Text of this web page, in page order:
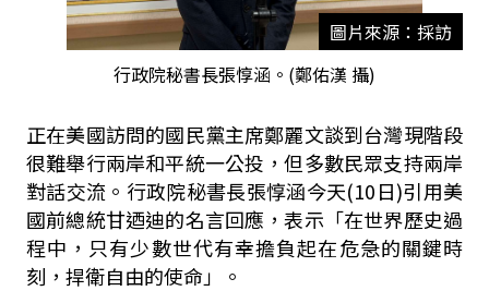
圖片來源：採訪
行政院秘書長張惇涵。(鄭佑漢 攝)
正在美國訪問的國民黨主席鄭麗文談到台灣現階段
很難舉行兩岸和平統一公投，但多數民眾支持兩岸
對話交流。行政院秘書長張惇涵今天(10日)引用美
國前總統甘迺迪的名言回應，表示「在世界歷史過
程中，只有少數世代有幸擔負起在危急的關鍵時
刻，捍衛自由的使命」。